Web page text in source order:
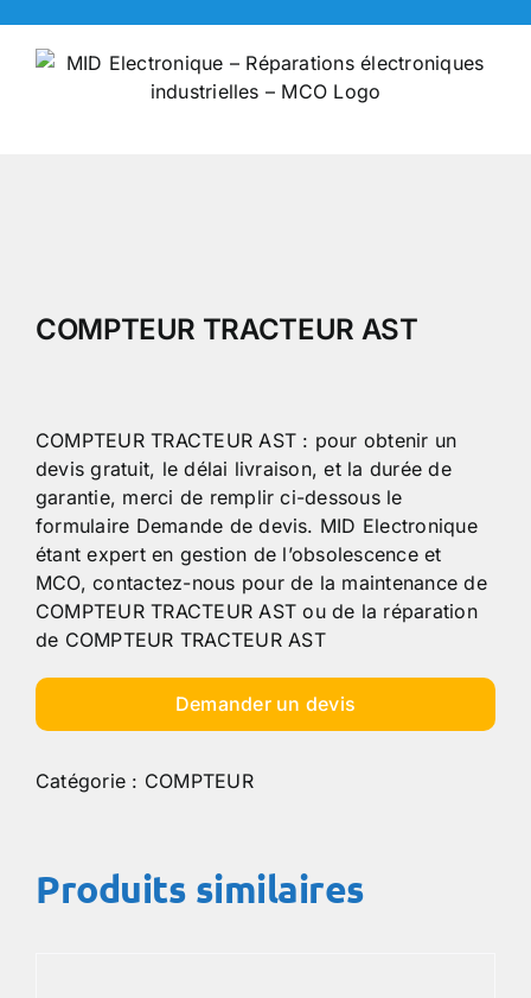
content
COMPTEUR TRACTEUR AST
COMPTEUR TRACTEUR AST : pour obtenir un
devis gratuit, le délai livraison, et la durée de
garantie, merci de remplir ci-dessous le
formulaire Demande de devis. MID Electronique
étant expert en gestion de l’obsolescence et
MCO, contactez-nous pour de la maintenance de
COMPTEUR TRACTEUR AST ou de la réparation
de COMPTEUR TRACTEUR AST
Demander un devis
Catégorie : COMPTEUR
Produits similaires